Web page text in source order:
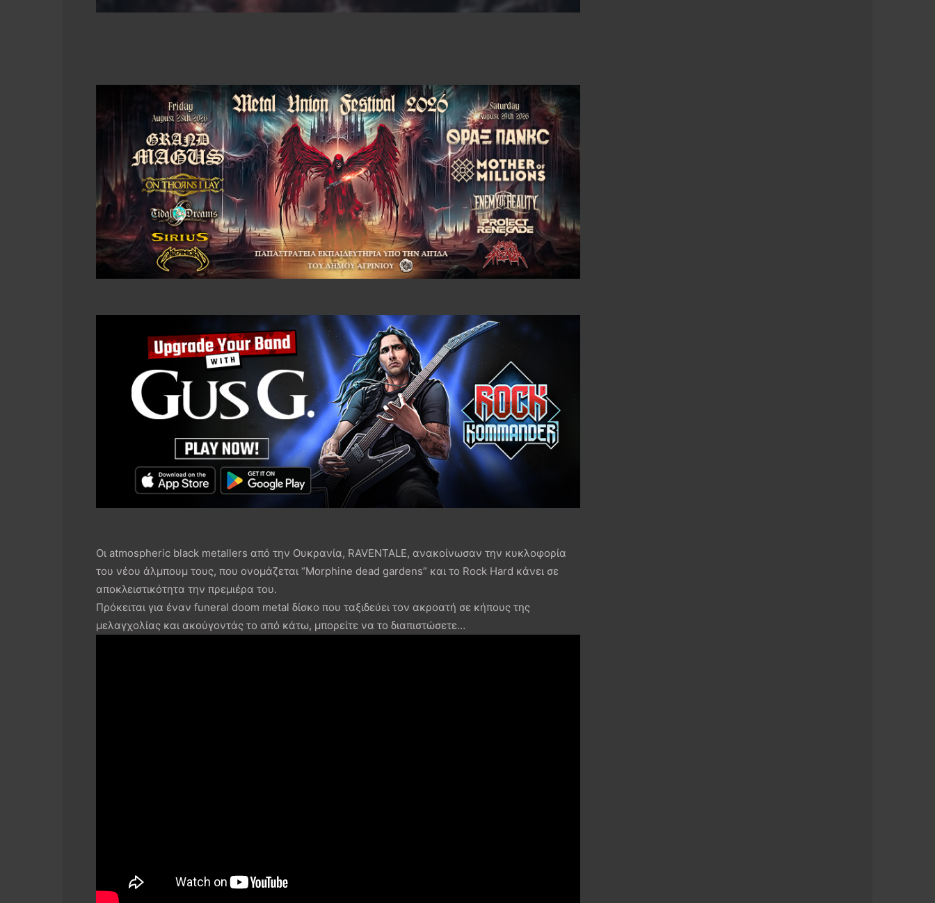
Οι atmospheric black metallers από την Ουκρανία, RAVENTALE, ανακοίνωσαν την κυκλοφορία
του νέου άλμπουμ τους, που ονομάζεται “Morphine dead gardens” και το Rock Hard κάνει σε
αποκλειστικότητα την πρεμιέρα του.
Πρόκειται για έναν funeral doom metal δίσκο που ταξιδεύει τον ακροατή σε κήπους της
μελαγχολίας και ακούγοντάς το από κάτω, μπορείτε να το διαπιστώσετε…